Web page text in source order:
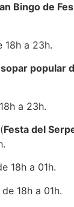
Bingo de
18h a 23h.
sopar popular
a 23h.
Festa del
18h a 01h.
18h a 01h.